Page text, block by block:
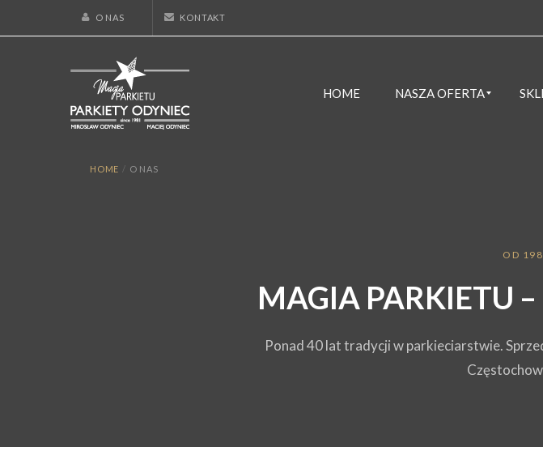
O NAS KONTAKT
HOME NASZA OFERTA
HOME / O NAS
OD
MAGIA PARKIETU
Ponad 40 lat tradycji w parkieciarstwie.